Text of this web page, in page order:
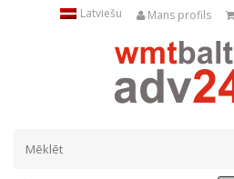
Latviešu Mans profils